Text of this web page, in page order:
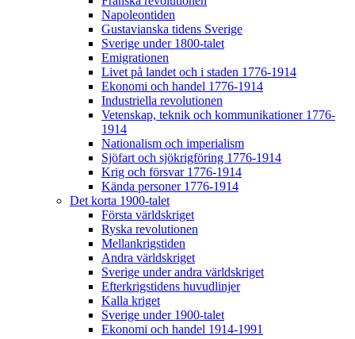
Napoleontiden
Gustavianska tidens Sverige
Sverige under 1800-talet
Emigrationen
Livet på landet och i staden 1776-1914
Ekonomi och handel 1776-1914
Industriella revolutionen
Vetenskap, teknik och kommunikationer 1776-
1914
Nationalism och imperialism
Sjöfart och sjökrigföring 1776-1914
Krig och försvar 1776-1914
Kända personer 1776-1914
Det korta 1900-talet
Första världskriget
Ryska revolutionen
Mellankrigstiden
Andra världskriget
Sverige under andra världskriget
Efterkrigstidens huvudlinjer
Kalla kriget
Sverige under 1900-talet
Ekonomi och handel 1914-1991